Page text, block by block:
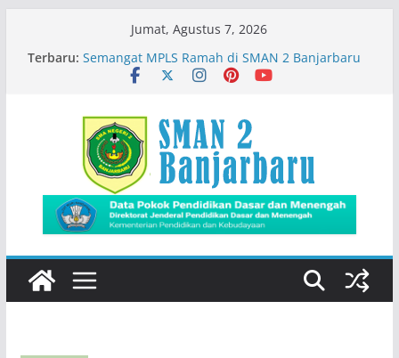
Jumat, Agustus 7, 2026
Terbaru: FMIPA ULM
Semangat MPLS Ramah di SMAN 2 Banjarbaru
Prestasi Peserta Didik
Immigration Goes To School